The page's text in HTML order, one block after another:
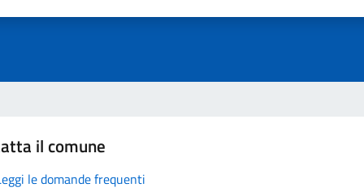
il comune
le domande frequenti